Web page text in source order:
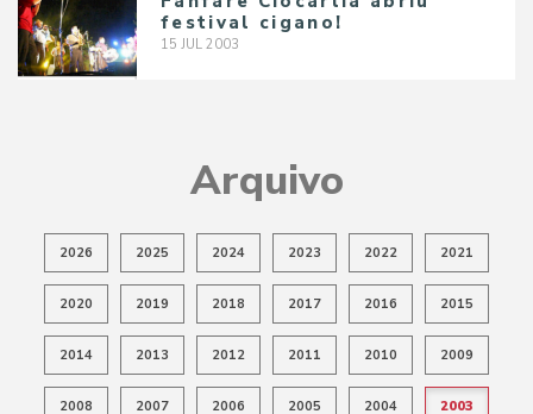
festival cigano!
15 JUL 2003
Arquivo
2026 2025 2024 2023 2022 2021
2020 2019 2018 2017 2016 2015
2014 2013 2012 2011 2010 2009
2008 2007 2006 2005 2004 2003